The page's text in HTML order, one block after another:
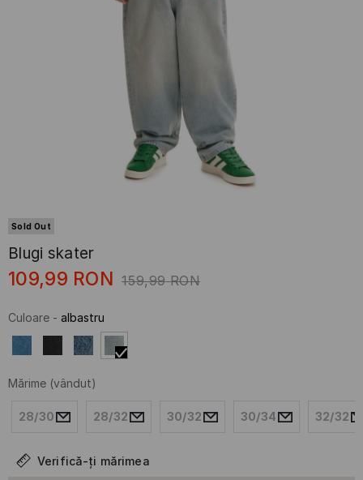
Sold Out
Blugi skater
109,99 RON 159,99 RON
Culoare - albastru
Mărime (vândut)
28/30 28/32 30/32 30/34 32/32
Verifică-ți mărimea